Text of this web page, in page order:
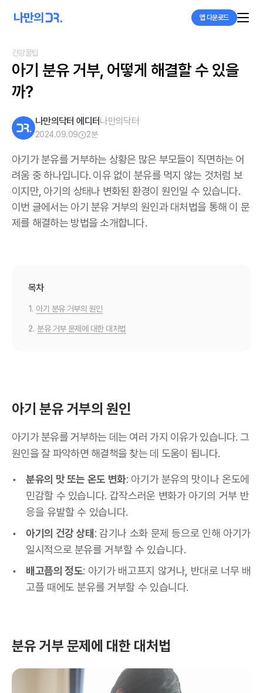
앱 다운로드
건강꿀팁
아기 분유 거부, 어떻게 해결할 수 있을
까?
나만의닥터 에디터나만의닥터
2024.09.09 2분
아기가 분유를 거부하는 상황은 많은 부모들이 직면하는 어
려움 중 하나입니다. 이유 없이 분유를 먹지 않는 것처럼 보
이지만, 아기의 상태나 변화된 환경이 원인일 수 있습니다.
이번 글에서는 아기 분유 거부의 원인과 대처법을 통해 이 문
제를 해결하는 방법을 소개합니다.
목차
1. 아기 분유 거부의 원인
2. 분유 거부 문제에 대한 대처법
아기 분유 거부의 원인
아기가 분유를 거부하는 데는 여러 가지 이유가 있습니다. 그
원인을 잘 파악하면 해결책을 찾는 데 도움이 됩니다.
분유의 맛 또는 온도 변화: 아기가 분유의 맛이나 온도에
민감할 수 있습니다. 갑작스러운 변화가 아기의 거부 반
응을 유발할 수 있습니다.
아기의 건강 상태 : 감기나 소화 문제 등으로 인해 아기가
일시적으로 분유를 거부할 수 있습니다.
배고픔의 정도: 아기가 배고프지 않거나, 반대로 너무 배
고플 때에도 분유를 거부할 수 있습니다.
분유 거부 문제에 대한 대처법